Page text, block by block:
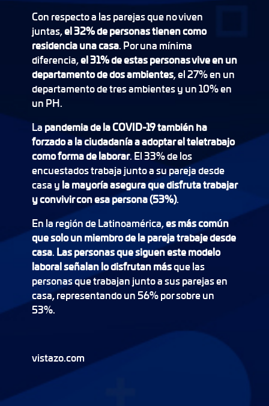
Con respecto a las parejas que no viven
juntas,el 32% de personas tienen como
residencia una casa. Por una mínima
diferencia,el 31% de estas personas vive en un
departamento de dos ambientes, el 27% en un
departamento de tres ambientes y un 10% en
un PH.
La pandemia de la COVID-19 también ha
forzado a la ciudadanía a adoptar el teletrabajo
como forma de laborar. El 33% de los
encuestados trabaja junto a su pareja desde
casa y la mayoría asegura que disfruta trabajar
y convivir con esa persona (53%).
En la región de Latinoamérica,es más común
que solo un miembro de la pareja trabaje desde
casa. Las personas que siguen este modelo
laboral señalan lo disfrutan másque las
personas que trabajan junto a sus parejas en
casa, representando un 56% por sobre un
53%.
vistazo.com